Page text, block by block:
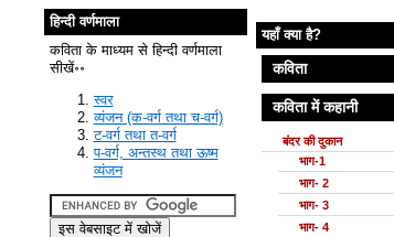
हिन्दी वर्णमाला
कविता के माध्यम से हिन्दी वर्णमाला
सीखें॰॰
स्वर
व्यंजन (क-वर्ग तथा च-वर्ग)
ट-वर्ग तथा त-वर्ग
प-वर्ग, अन्तस्थ तथा ऊष्म
व्यंजन
यहाँ क्या है?
कविता
कविता में कहानी
बंदर की दुकान
भाग-1
भाग- 2
भाग- 3
भाग- 4